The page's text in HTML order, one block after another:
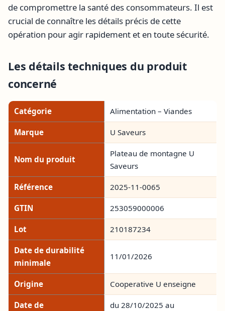
de compromettre la santé des consommateurs. Il est
crucial de connaître les détails précis de cette
opération pour agir rapidement et en toute sécurité.
Les détails techniques du produit
concerné
Catégorie Alimentation – Viandes
Marque U Saveurs
Nom du produit
Plateau de montagne U
Saveurs
Référence 2025-11-0065
GTIN 253059000006
Lot 210187234
Date de durabilité
minimale
11/01/2026
Origine Cooperative U enseigne
Date de
du 28/10/2025 au